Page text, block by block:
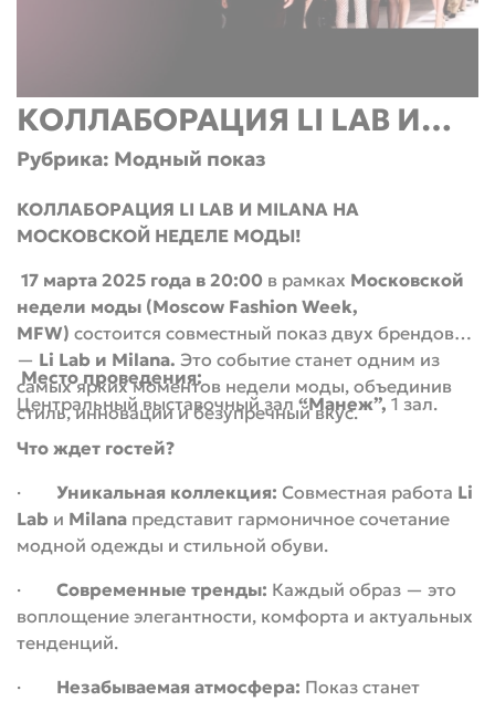
Email: pr@milana-shoes.ru
________________________________________
Присоединяйтесь к нам в соцсетях:
VK: vk.com/milanashoes
P.S.Следите за анонсами — мы готовим сюрпризы
для гостей нашего показа!**
подарки только в эти дни.
Outlet Village Белая Дача
Даты: 29–30 марта 2025 года
#Milana #КлиентскиеДни #OutletVillageБелаяДача
#ВеснаЛето2025 #СтильИКомфорт
Ждем вас в магазине MILANA, чтобы вместе
отметить начало весеннего сезона!
КОЛЛАБОРАЦИЯ LI LAB И
MILANA
Рубрика: Модный показ
КОЛЛАБОРАЦИЯ LI LAB И MILANA НА
МОСКОВСКОЙ НЕДЕЛЕ МОДЫ!
17 марта 2025 года в 20:00 в рамках Московской
недели моды (Moscow Fashion Week,
MFW) состоится совместный показ двух брендов
— Li Lab и Milana. Это событие станет одним из
самых ярких моментов недели моды, объединив
стиль, инновации и безупречный вкус.
Место проведения:
Центральный выставочный зал “Манеж”, 1 зал.
Что ждет гостей?
·
Уникальная коллекция: Совместная работа Li
Lab и Milana представит гармоничное сочетание
модной одежды и стильной обуви.
· Современные тренды: Каждый образ — это
воплощение элегантности, комфорта и актуальных
тенденций.
· Незабываемая атмосфера: Показ станет